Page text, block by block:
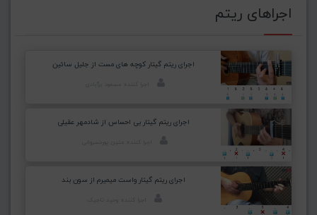
اجراهای ریتم
اجرای ریتم گیتار کوچه های مست از جلیل سائین
اجرای ریتم گیتار بی احساس از شادمهر عقیلی
اجرای ریتم گیتار واست میمیرم از سون بند